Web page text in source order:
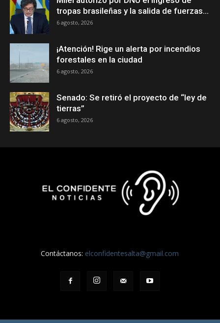
tropas brasileñas y la salida de fuerzas...
6 agosto, 2026
¡Atención! Rige un alerta por incendios
forestales en la ciudad
6 agosto, 2026
Senado: Se retiró el proyecto de “ley de
tierras”
6 agosto, 2026
Contáctanos: elconfidentesalta@gmail.com